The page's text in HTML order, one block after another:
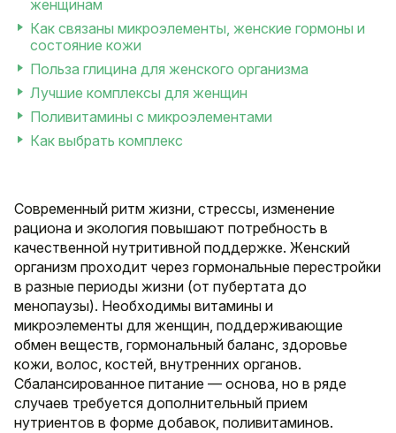
женщинам
Как связаны микроэлементы, женские гормоны и
состояние кожи
Польза глицина для женского организма
Лучшие комплексы для женщин
Поливитамины с микроэлементами
Как выбрать комплекс
Современный ритм жизни, стрессы, изменение
рациона и экология повышают потребность в
качественной нутритивной поддержке. Женский
организм проходит через гормональные перестройки
в разные периоды жизни (от пубертата до
менопаузы). Необходимы витамины и
микроэлементы для женщин, поддерживающие
обмен веществ, гормональный баланс, здоровье
кожи, волос, костей, внутренних органов.
Сбалансированное питание — основа, но в ряде
случаев требуется дополнительный прием
нутриентов в форме добавок, поливитаминов.